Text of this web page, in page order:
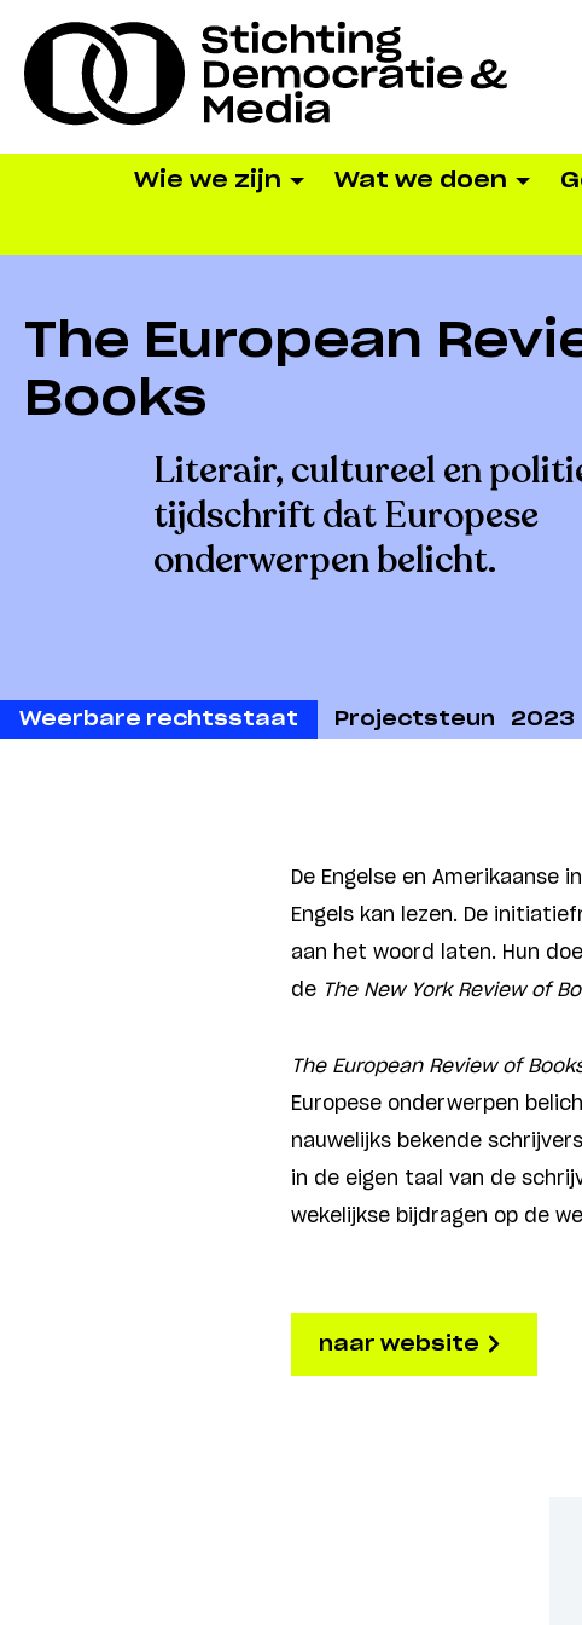
Wie we zijn Wat we doen
The European
Books
Literair, cultureel en
tijdschrift dat Europese
onderwerpen belicht.
Weerbare rechtsstaat Projectsteun 2023
De Engelse en
Engels kan lezen. De
aan het woord laten. Hun
de The New York Review of
The European Review of
Europese onderwerpen
nauwelijks bekende
in de eigen taal van de
wekelijkse bijdragen op de
naar website